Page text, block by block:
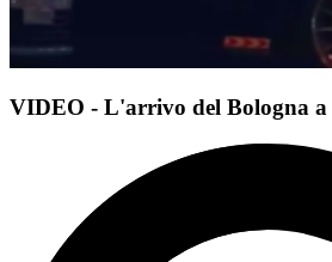
VIDEO - L'arrivo del Bologna